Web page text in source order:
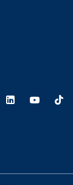
esterno -
esterno -- Sito
Linkedin -